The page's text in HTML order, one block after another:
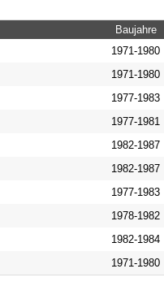
Baujahre
1971-1980
1971-1980
1977-1983
1977-1981
1982-1987
1982-1987
1977-1983
1978-1982
1982-1984
1971-1980